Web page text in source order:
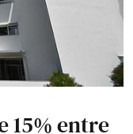
15% entre